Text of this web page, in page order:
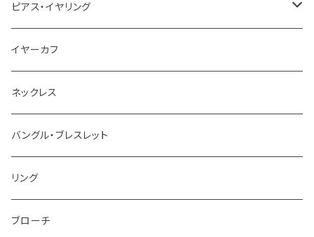
ピアス・イヤリング
ピアス
イヤリング
イヤーカフ
ネックレス
バングル・ブレスレット
リング
ブローチ